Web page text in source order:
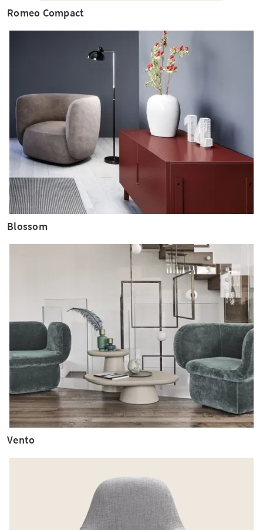
Romeo Compact
Blossom
Vento